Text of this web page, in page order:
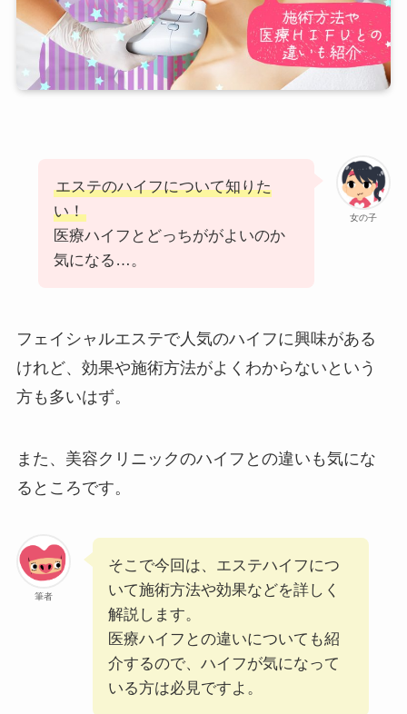
女の子
エステのハイフについて知りた
い！
医療ハイフとどっちががよいのか
気になる…。
フェイシャルエステで人気のハイフに興味がある
けれど、効果や施術方法がよくわからないという
方も多いはず。
また、美容クリニックのハイフとの違いも気にな
るところです。
筆者
そこで今回は、エステハイフにつ
いて施術方法や効果などを詳しく
解説します。
医療ハイフとの違いについても紹
介するので、ハイフが気になって
いる方は必見ですよ。